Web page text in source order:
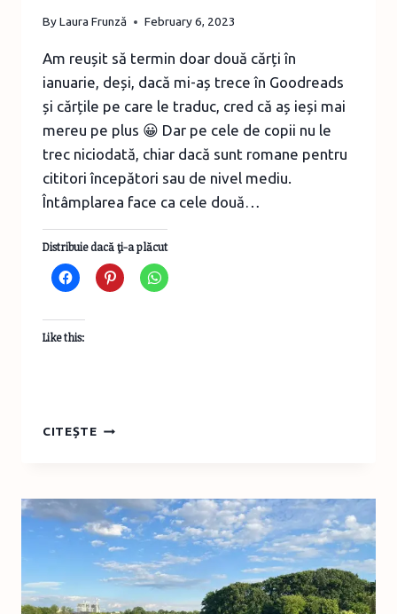
ByLaura Frunză February 6, 2023
Am reușit să termin doar două cărți în
ianuarie, deși, dacă mi-aș trece în Goodreads
și cărțile pe care le traduc, cred că aș ieși mai
mereu pe plus 😀 Dar pe cele de copii nu le
trec niciodată, chiar dacă sunt romane pentru
cititori începători sau de nivel mediu.
Întâmplarea face ca cele două…
Distribuie dacă ţi-a plăcut
Like this:
CITEȘTECĂRȚILE
–
BIOGRAFII
CU
ȘI
DESPRE
MÂNCARE